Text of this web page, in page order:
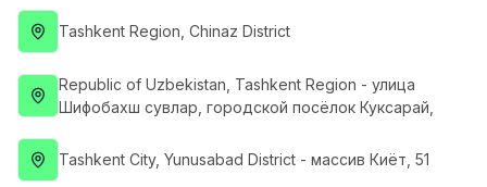
Farmatsevt
3,000,000 - 10,000,000 sum
NAVBAHOR APTEKA
Full time job
Ish joyidan
Sotuv Operatori (Faqat qizlar!)
Tashkent Region , Chinaz District
Republic of Uzbekistan , Tashkent Region - улица
Шифобахш сувлар, городской посёлок Куксарай,
Tashkent City, Yunusabad District - массив Киёт, 51